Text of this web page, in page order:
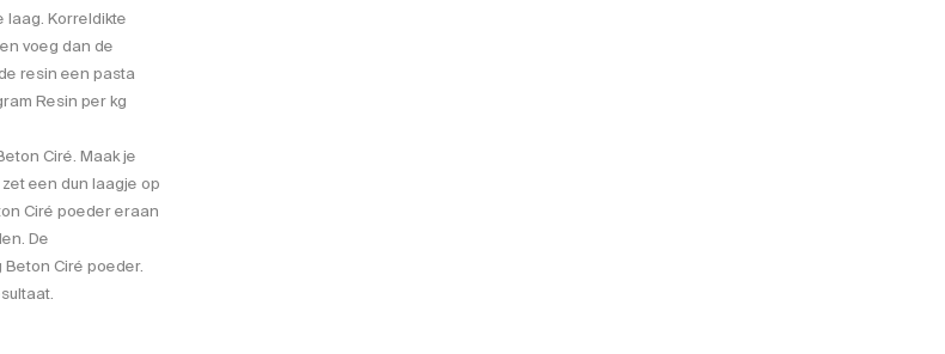
laag. Korreldikte
voeg dan de
resin een pasta
Resin per kg
Ciré. Maak je
een dun laagje op
Ciré poeder eraan
De
Ciré poeder.